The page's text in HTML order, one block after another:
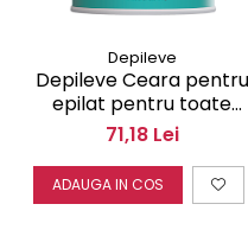
Depileve
Depileve Ceara pentru
epilat pentru toate
tipurile de piele fara
banda, de unica
folosinta Monoi Extra
Film 800gr
71,18 Lei
ADAUGA IN COS